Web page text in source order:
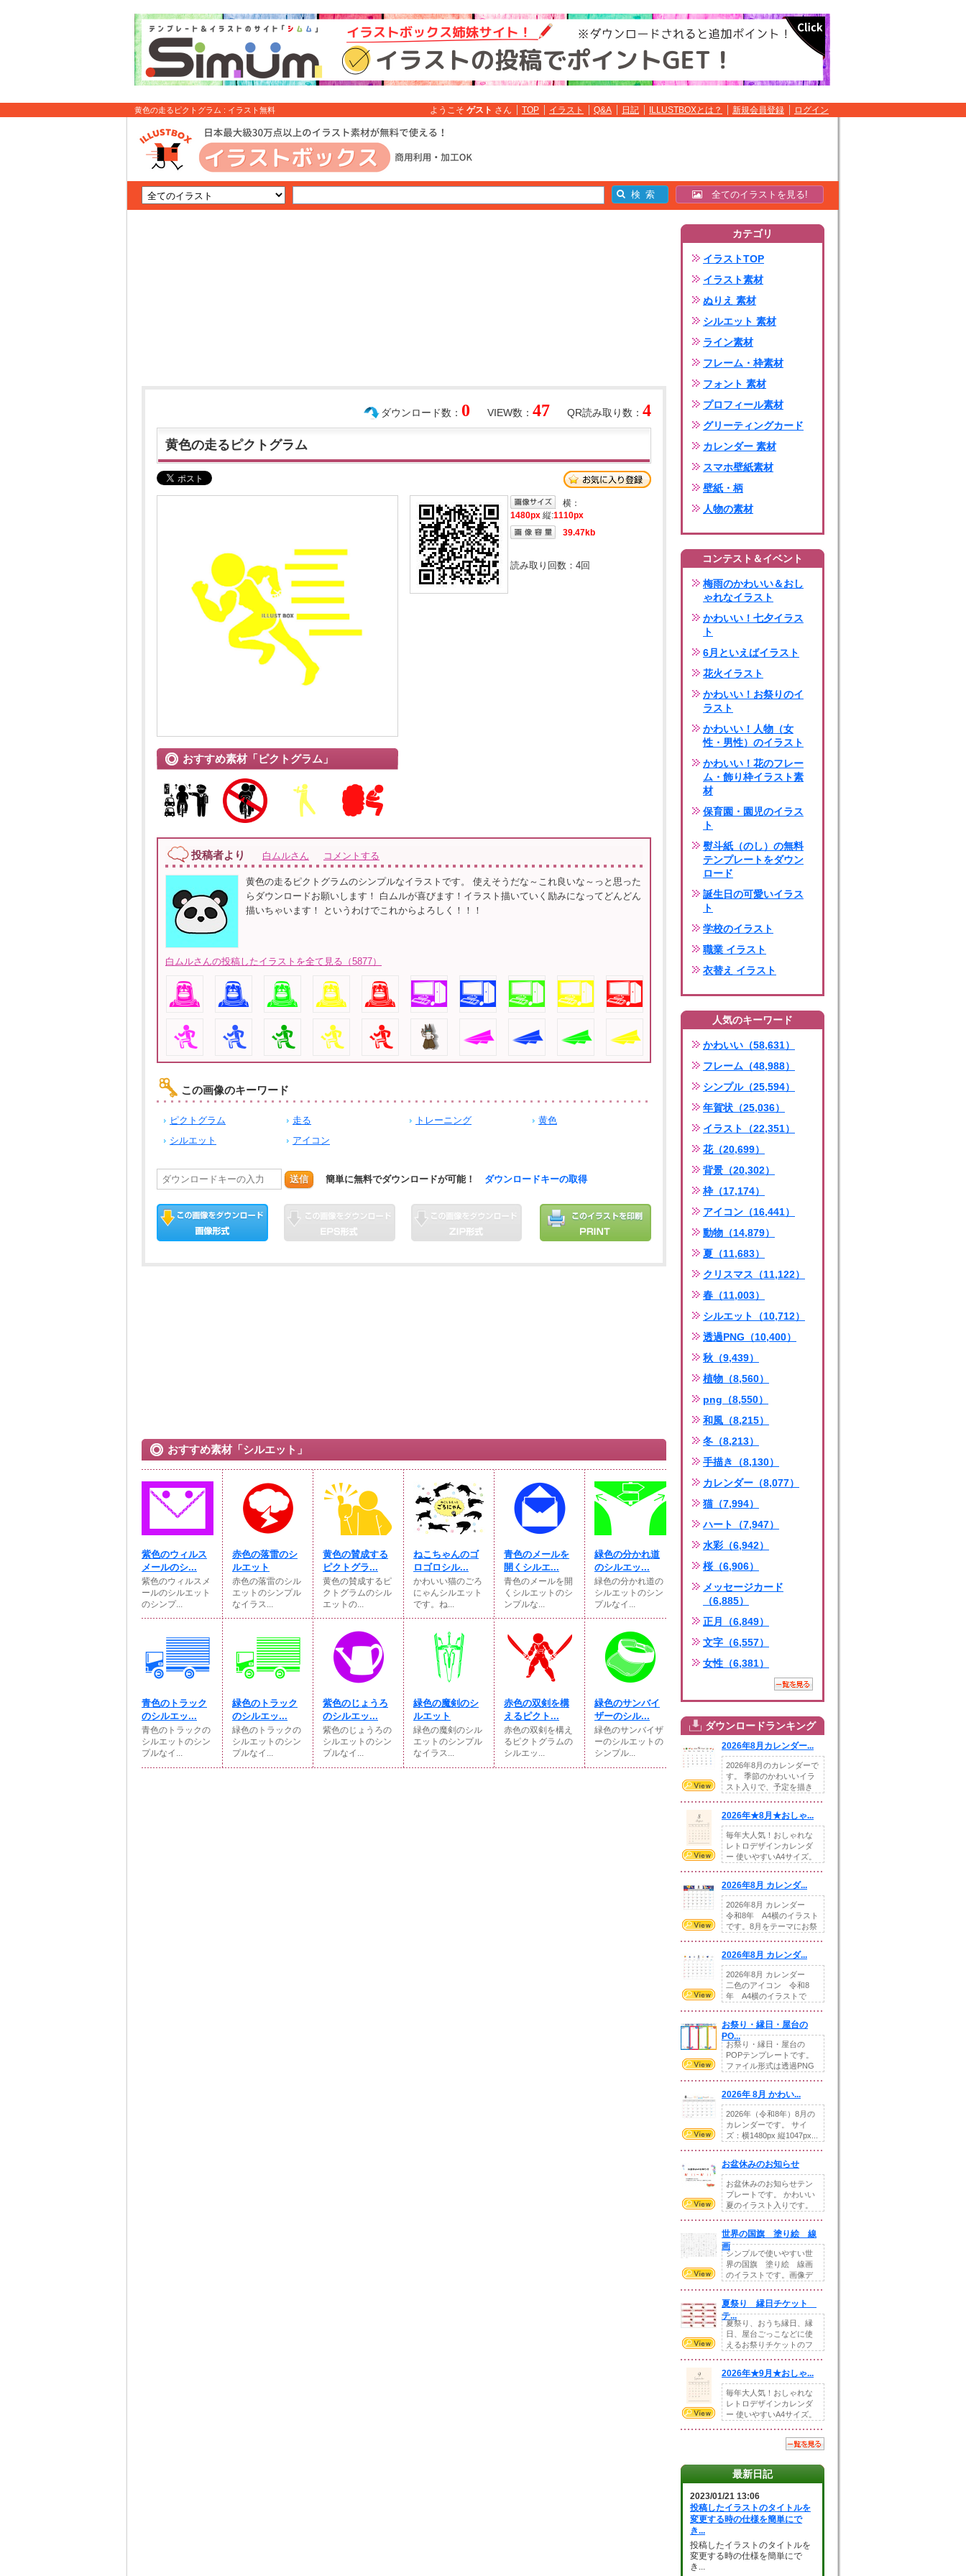
黄色の走るピクトグラム : イラスト無料 ようこそ ゲスト さん TOP イラスト Q&A 日記 ILLUSTBOXとは？ 新規会員登録 ログイン
全てのイラストを見る!
QR読み取り数： 4
VIEW数： 47
ダウンロード数： 0
黄色の走るピクトグラム
おすすめ素材「ピクトグラム」
横：
1480px 縦:1110px
39.47kb
読み取り回数： 4回
投稿者より 白ムルさん コメントする
黄色の走るピクトグラムのシンプルなイラストです。 使えそうだな～これ良いな～っと思った
らダウンロードお願いします！ 白ムルが喜びます！イラスト描いていく励みになってどんどん
描いちゃいます！ というわけでこれからよろしく！！！
白ムルさんの投稿したイラストを全て見る（5877）
この画像のキーワード
ピクトグラム 走る トレーニング
黄色
シルエット
アイコン
送信 簡単に無料でダウンロードが可能！ ダウンロードキーの取得
おすすめ素材「シルエット」
紫色のウィルス
メールのシ...
紫色のウィルスメ
ールのシルエット
のシンプ...
赤色の落雷のシ
ルエット
赤色の落雷のシル
エットのシンプル
なイラス...
黄色の賛成する
ピクトグラ...
黄色の賛成するピ
クトグラムのシル
エットの...
ねこちゃんのゴ
ロゴロシル...
かわいい猫のごろ
にゃんシルエット
です。ね...
青色のメールを
開くシルエ...
青色のメールを開
くシルエットのシ
ンプルな...
緑色の分かれ道
のシルエッ...
緑色の分かれ道の
シルエットのシン
プルなイ...
青色のトラック
のシルエッ...
青色のトラックの
シルエットのシン
プルなイ...
緑色のトラック
のシルエッ...
緑色のトラックの
シルエットのシン
プルなイ...
紫色のじょうろ
のシルエッ...
紫色のじょうろの
シルエットのシン
プルなイ...
緑色の魔剣のシ
ルエット
緑色の魔剣のシル
エットのシンプル
なイラス...
赤色の双剣を構
えるピクト...
赤色の双剣を構え
るピクトグラムの
シルエッ...
緑色のサンバイ
ザーのシル...
緑色のサンバイザ
ーのシルエットの
シンプル...
カテゴリ
イラストTOP
イラスト素材
ぬりえ 素材
シルエット 素材
ライン素材
フレーム・枠素材
フォント 素材
プロフィール素材
グリーティングカード
カレンダー 素材
スマホ壁紙素材
壁紙・柄
人物の素材
コンテスト＆イベント
梅雨のかわいい＆おし
ゃれなイラスト
かわいい！七夕イラス
ト
6月といえばイラスト
花火イラスト
かわいい！お祭りのイ
ラスト
かわいい！人物（女
性・男性）のイラスト
かわいい！花のフレー
ム・飾り枠イラスト素
材
保育園・園児のイラス
ト
熨斗紙（のし）の無料
テンプレートをダウン
ロード
誕生日の可愛いイラス
ト
学校のイラスト
職業 イラスト
衣替え イラスト
人気のキーワード
かわいい（58,631）
フレーム（48,988）
シンプル（25,594）
年賀状（25,036）
イラスト（22,351）
花（20,699）
背景（20,302）
枠（17,174）
アイコン（16,441）
動物（14,879）
夏（11,683）
クリスマス（11,122）
春（11,003）
シルエット（10,712）
透過PNG（10,400）
秋（9,439）
植物（8,560）
png（8,550）
和風（8,215）
冬（8,213）
手描き（8,130）
カレンダー（8,077）
猫（7,994）
ハート（7,947）
水彩（6,942）
桜（6,906）
メッセージカード
（6,885）
正月（6,849）
文字（6,557）
女性（6,381）
ダウンロードランキング
2026年8月カレンダー...
2026年8月のカレンダーで
す。 季節のかわいいイラ
スト入りで、予定を描き
2026年★8月★おしゃ...
毎年大人気！おしゃれな
レトロデザインカレンダ
ー 使いやすいA4サイズ。
2026年8月 カレンダ...
2026年8月 カレンダー
令和8年 A4横のイラスト
です。8月をテーマにお祭
2026年8月 カレンダ...
2026年8月 カレンダー
二色のアイコン 令和8
年 A4横のイラストで
お祭り・縁日・屋台の
PO...
お祭り・縁日・屋台の
POPテンプレートです。
ファイル形式は透過PNG
2026年 8月 かわい...
2026年（令和8年）8月の
カレンダーです。 サイ
ズ：横1480px 縦1047px...
お盆休みのお知らせ
お盆休みのお知らせテン
プレートです。 かわいい
夏のイラスト入りです。
世界の国旗 塗り絵 線
画
シンプルで使いやすい世
界の国旗 塗り絵 線画
のイラストです。画像デ
夏祭り 縁日チケット
テ...
夏祭り、おうち縁日、縁
日、屋台ごっこなどに使
えるお祭りチケットのフ
2026年★9月★おしゃ...
毎年大人気！おしゃれな
レトロデザインカレンダ
ー 使いやすいA4サイズ。
最新日記
2023/01/21 13:06
投稿したイラストのタイトルを
変更する時の仕様を簡単にで
き...
投稿したイラストのタイトルを
変更する時の仕様を簡単にで
き...